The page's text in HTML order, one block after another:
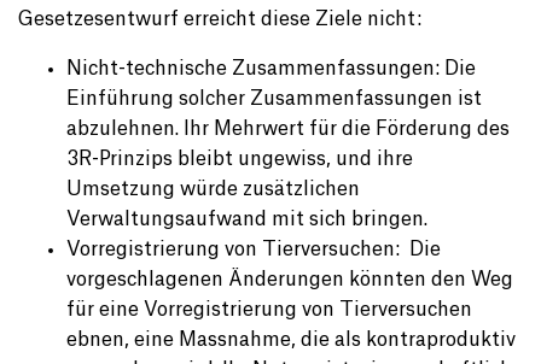
Gesetzesentwurf erreicht diese Ziele nicht:
Nicht-technische Zusammenfassungen: Die
Einführung solcher Zusammenfassungen ist
abzulehnen. Ihr Mehrwert für die Förderung des
3R-Prinzips bleibt ungewiss, und ihre
Umsetzung würde zusätzlichen
Verwaltungsaufwand mit sich bringen.
Vorregistrierung von Tierversuchen: Die
vorgeschlagenen Änderungen könnten den Weg
für eine Vorregistrierung von Tierversuchen
ebnen, eine Massnahme, die als kontraproduktiv